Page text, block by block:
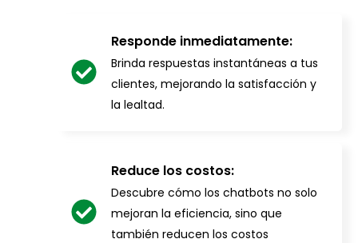
Responde inmediatamente:
Brinda respuestas instantáneas a tus
clientes, mejorando la satisfacción y
la lealtad.
Reduce los costos:
Descubre cómo los chatbots no solo
mejoran la eficiencia, sino que
también reducen los costos